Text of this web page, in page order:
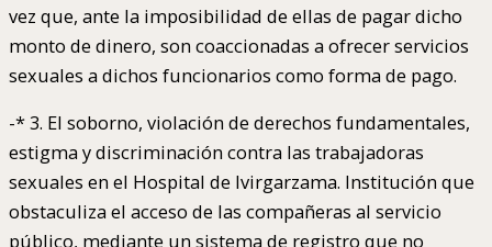
vez que, ante la imposibilidad de ellas de pagar dicho
monto de dinero, son coaccionadas a ofrecer servicios
sexuales a dichos funcionarios como forma de pago.
-* 3. El soborno, violación de derechos fundamentales,
estigma y discriminación contra las trabajadoras
sexuales en el Hospital de Ivirgarzama. Institución que
obstaculiza el acceso de las compañeras al servicio
público, mediante un sistema de registro que no